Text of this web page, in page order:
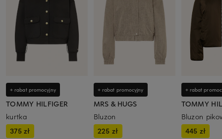
+ rabat promocyjny
TOMMY HILFIGER
kurtka
375 zł
+ rabat promocyjny
MRS & HUGS
Bluzon
225 zł
+ rabat
TOMMY
Bluzon
445 zł